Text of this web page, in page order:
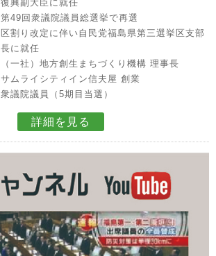
復興副大臣に就任
第49回衆議院議員総選挙で再選
区割り改定に伴い自民党福島県第三選挙区支部
長に就任
（一社）地方創生まちづくり機構 理事長
サムライシティイン信夫屋 創業
衆議院議員（5期目当選）
詳細を見る